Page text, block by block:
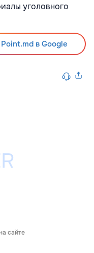
уголовного
в Google
сайте